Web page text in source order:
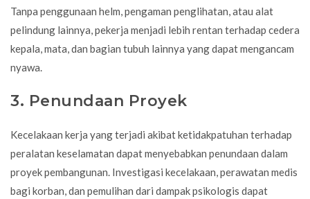
Tanpa penggunaan helm, pengaman penglihatan, atau alat
pelindung lainnya, pekerja menjadi lebih rentan terhadap cedera
kepala, mata, dan bagian tubuh lainnya yang dapat mengancam
nyawa.
3. Penundaan Proyek
Kecelakaan kerja yang terjadi akibat ketidakpatuhan terhadap
peralatan keselamatan dapat menyebabkan penundaan dalam
proyek pembangunan. Investigasi kecelakaan, perawatan medis
bagi korban, dan pemulihan dari dampak psikologis dapat